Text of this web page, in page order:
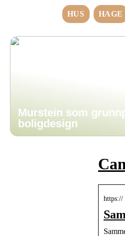
HUS HAGE
Murstein som
boligdesign
https://